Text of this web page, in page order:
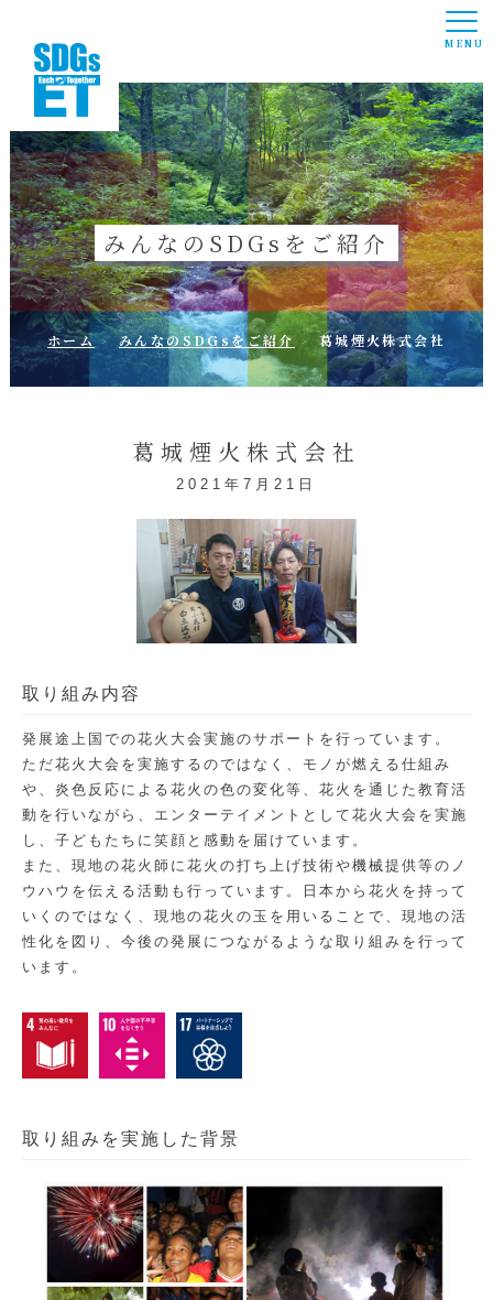
MENU
みんなのSDGsをご紹介
ホーム みんなのSDGsをご紹介 葛城煙火株式会社
葛城煙火株式会社
2021年7月21日
取り組み内容
発展途上国での花火大会実施のサポートを行っています。
ただ花火大会を実施するのではなく、モノが燃える仕組み
や、炎色反応による花火の色の変化等、花火を通じた教育活
動を行いながら、エンターテイメントとして花火大会を実施
し、子どもたちに笑顔と感動を届けています。
また、現地の花火師に花火の打ち上げ技術や機械提供等のノ
ウハウを伝える活動も行っています。日本から花火を持って
いくのではなく、現地の花火の玉を用いることで、現地の活
性化を図り、今後の発展につながるような取り組みを行って
います。
取り組みを実施した背景